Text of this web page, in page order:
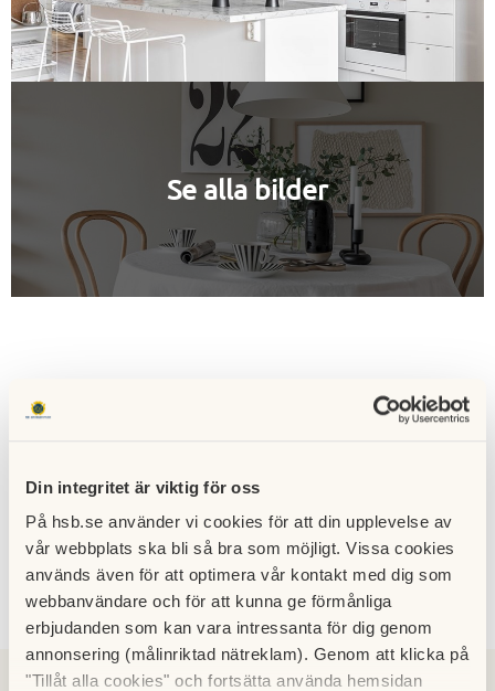
Din integritet är viktig för oss
På hsb.se använder vi cookies för att din upplevelse av
vår webbplats ska bli så bra som möjligt. Vissa cookies
används även för att optimera vår kontakt med dig som
webbanvändare och för att kunna ge förmånliga
erbjudanden som kan vara intressanta för dig genom
annonsering (målinriktad nätreklam). Genom att klicka på
"Tillåt alla cookies" och fortsätta använda hemsidan
Se alla bilder
Mer info
Lägenhet 75
Kontakt